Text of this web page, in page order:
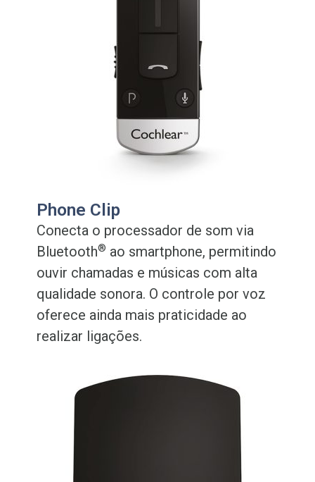
Phone Clip
Conecta o processador de som via
Bluetooth® ao smartphone, permitindo
ouvir chamadas e músicas com alta
qualidade sonora. O controle por voz
oferece ainda mais praticidade ao
realizar ligações.